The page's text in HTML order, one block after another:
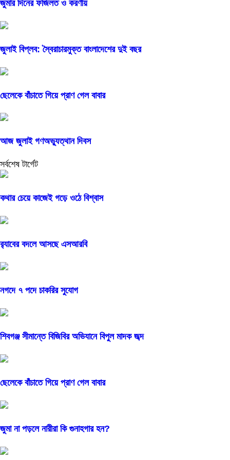
জুমার দিনের ফজিলত ও করণীয়
জুলাই বিপ্লব: স্বৈরাচারমুক্ত বাংলাদেশের দুই বছর
ছেলেকে বাঁচাতে গিয়ে প্রাণ গেল বাবার
আজ জুলাই গণঅভ্যুত্থান দিবস
সর্বশেষ টার্গেট
কথার চেয়ে কাজেই গড়ে ওঠে বিশ্বাস
র‍্যাবের বদলে আসছে এসআরবি
নগদে ৭ পদে চাকরির সুযোগ
শিবগঞ্জ সীমান্তে বিজিবির অভিযানে বিপুল মাদক জব্দ
ছেলেকে বাঁচাতে গিয়ে প্রাণ গেল বাবার
জুমা না পড়লে নারীরা কি গুনাহগার হন?